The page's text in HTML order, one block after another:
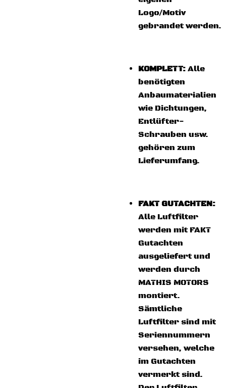
Logo/Motiv
gebrandet werden.
KOMPLETT:Alle
benötigten
Anbaumaterialien
wie Dichtungen,
Entlüfter-
Schrauben usw.
gehören zum
Lieferumfang.
FAKT GUTACHTEN:
Alle Luftfilter
werden mit FAKT
Gutachten
ausgeliefert und
werden durch
MATHIS MOTORS
montiert.
Sämtliche
Luftfilter sind mit
Seriennummern
versehen, welche
im Gutachten
vermerkt sind.